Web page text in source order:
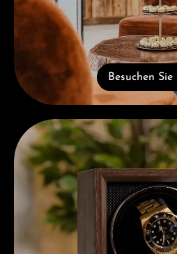
Besuchen Sie
Kostenloses Geschenk ab einem